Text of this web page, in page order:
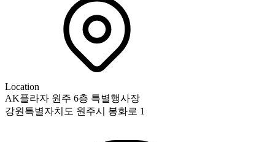
Location
AK플라자 원주 6층 특별행사장
강원특별자치도 원주시 봉화로 1